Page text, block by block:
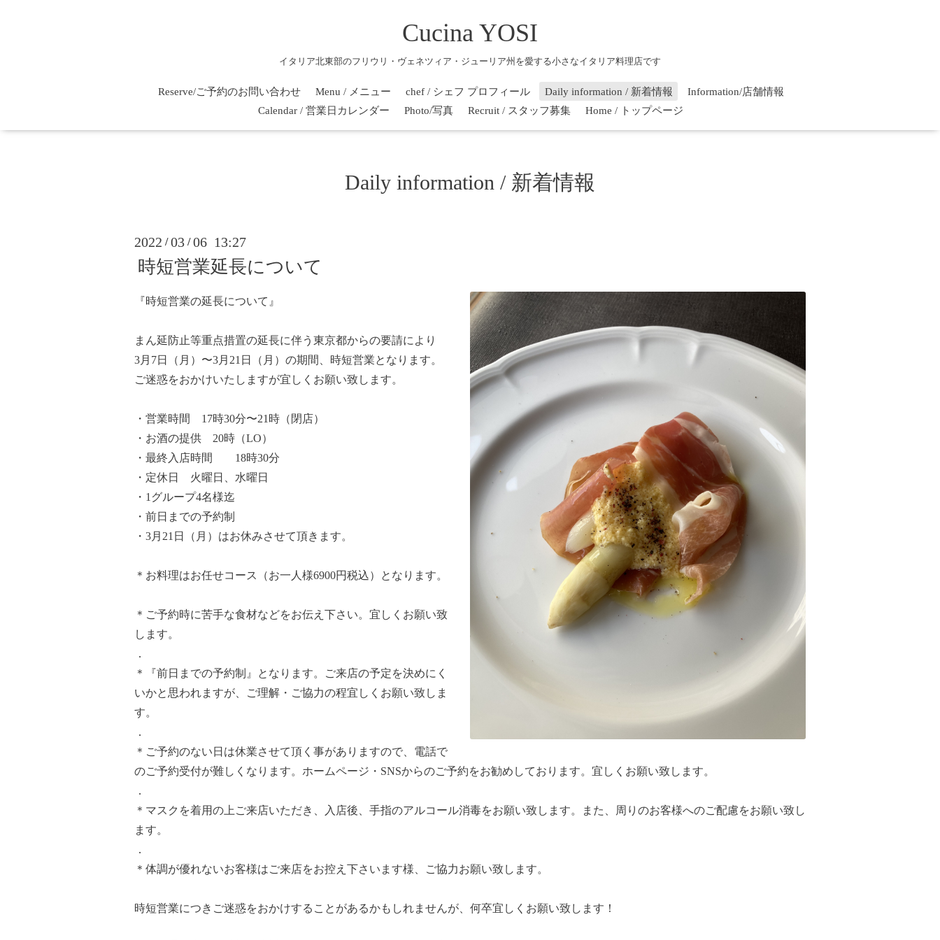
Cucina YOSI
イタリア北東部のフリウリ・ヴェネツィア・ジューリア州を愛する小さなイタリア料理店です
Reserve/ご予約のお問い合わせ Menu / メニュー chef / シェフ プロフィール Daily information / 新着情報
Information/店舗情報
Calendar / 営業日カレンダー
Photo/写真 Recruit / スタッフ募集 Home / トップページ
Daily information / 新着情報
2022 /03 /06 13:27
時短営業延長について
『時短営業の延長について』
まん延防止等重点措置の延長に伴う東京都からの要請により
3月7日（月）〜3月21日（月）の期間、時短営業となります。
ご迷惑をおかけいたしますが宜しくお願い致します。
・営業時間 17時30分〜21時（閉店）
・お酒の提供 20時（LO）
・最終入店時間 18時30分
・定休日 火曜日、水曜日
・1グループ4名様迄
・前日までの予約制
・3月21日（月）はお休みさせて頂きます。
＊お料理はお任せコース（お一人様6900円税込）となります。
＊ご予約時に苦手な食材などをお伝え下さい。宜しくお願い致
します。
．
＊『前日までの予約制』となります。ご来店の予定を決めにく
いかと思われますが、ご理解・ご協力の程宜しくお願い致しま
す。
．
＊ご予約のない日は休業させて頂く事がありますので、電話で
のご予約受付が難しくなります。ホームページ・SNSからのご予約をお勧めしております。宜しくお願い致します。
．
＊マスクを着用の上ご来店いただき、入店後、手指のアルコール消毒をお願い致します。また、周りのお客様へのご配慮をお願い致し
ます。
．
＊体調が優れないお客様はご来店をお控え下さいます様、ご協力お願い致します。
時短営業につきご迷惑をおかけすることがあるかもしれませんが、何卒宜しくお願い致します！